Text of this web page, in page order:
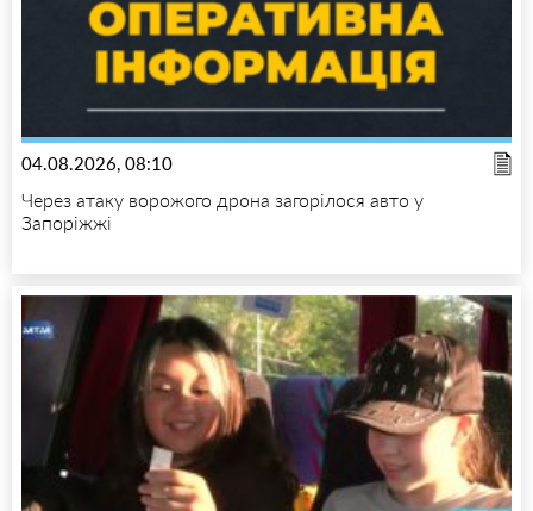
04.08.2026, 08:10
Через атаку ворожого дрона загорілося авто у
Запоріжжі